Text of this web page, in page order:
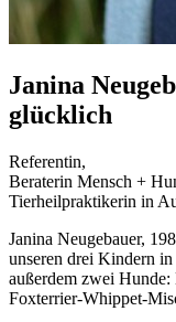
Janina
glücklich
Referentin,
Beraterin Mensch +
Tierheilpraktikerin in
Janina Neugebauer,
unseren drei Kindern
außerdem zwei
Foxterrier-Whippet-